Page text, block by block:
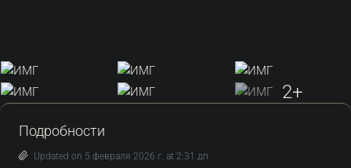
2+
Подробности
Updated on 5 февраля 2026 г. at 2:31 дп